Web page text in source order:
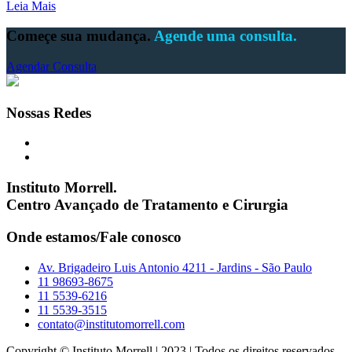
Leia Mais
Começe sua mudança. Agende uma consulta.
Agendar Consulta
Nossas Redes
Instituto Morrell.
Centro Avançado de Tratamento e Cirurgia
Onde estamos/Fale conosco
Av. Brigadeiro Luis Antonio 4211 - Jardins - São Paulo
11 98693-8675
11 5539-6216
11 5539-3515
contato@institutomorrell.com